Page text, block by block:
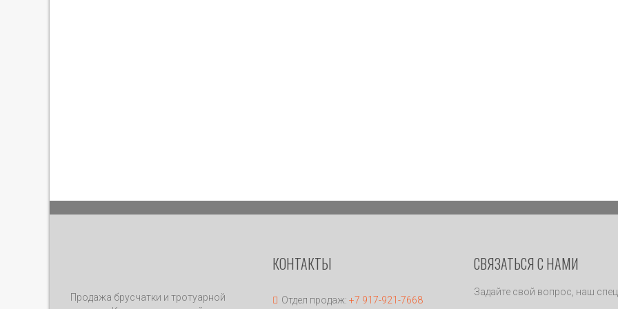
Продажа брусчатки и тротуарной
КОНТАКТЫ
Отдел продаж: +7 917-921-7668
СВЯЗАТЬСЯ С НАМИ
Задайте свой вопрос, наш